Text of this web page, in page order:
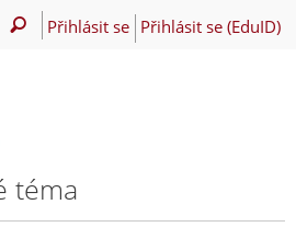
Přihlásit se Přihlásit se (EduID)
téma